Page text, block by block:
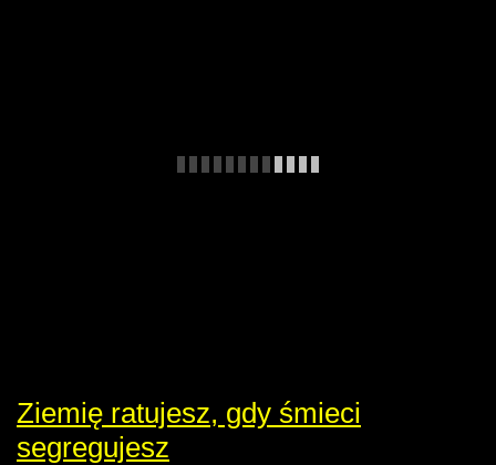
Ziemię ratujesz, gdy śmieci
segregujesz